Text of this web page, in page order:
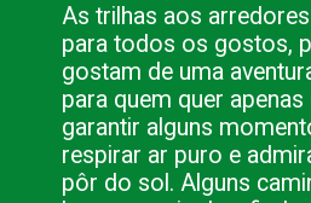
As trilhas aos
para todos os gostos,
gostam de uma
para quem quer
garantir alguns
respirar ar puro e
pôr do sol. Alguns